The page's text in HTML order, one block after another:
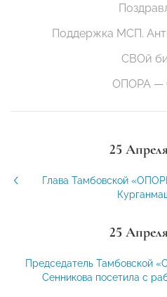
Поддержка МСП.
СВОй
ОПОРА —
25
Глава Тамбовской
25
Председатель
Сенникова посетила с